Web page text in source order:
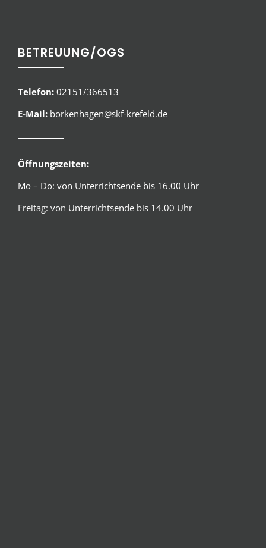
BETREUUNG/OGS
Telefon: 02151/366513
E-Mail: borkenhagen@skf-krefeld.de
Öffnungszeiten:
Mo – Do: von Unterrichtsende bis 16.00 Uhr
Freitag: von Unterrichtsende bis 14.00 Uhr